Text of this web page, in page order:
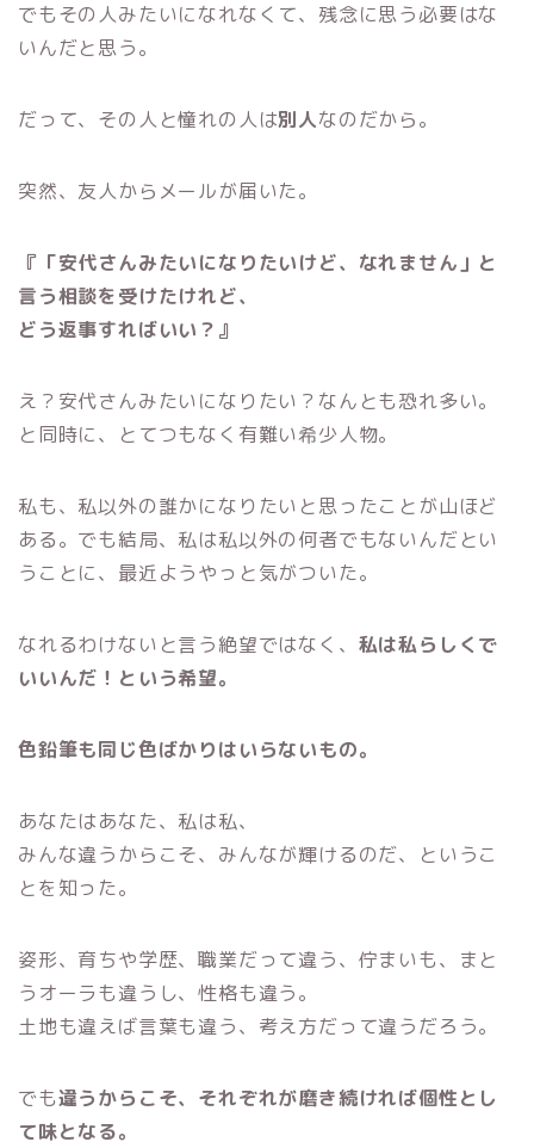
でもその人みたいになれなくて、残念に思う必要はな
いんだと思う。
だって、その人と憧れの人は別人なのだから。
突然、友人からメールが届いた。
『「安代さんみたいになりたいけど、なれません」と
言う相談を受けたけれど、
どう返事すればいい？』
え？安代さんみたいになりたい？なんとも恐れ多い。
と同時に、とてつもなく有難い希少人物。
私も、私以外の誰かになりたいと思ったことが山ほど
ある。 でも結局、私は私以外の何者でもないんだとい
うことに、最近ようやっと気がついた。
なれるわけないと言う絶望ではなく、 私は私らしくで
いいんだ！という希望。
色鉛筆も同じ色ばかりはいらないもの。
あなたはあなた、私は私、
みんな違うからこそ、みんなが輝けるのだ、というこ
とを知った。
姿形、育ちや学歴、職業だって違う、佇まいも、まと
うオーラも違うし、性格も違う。
土地も違えば言葉も違う、考え方だって違うだろう。
でも違うからこそ、それぞれが磨き続ければ個性とし
て味となる。